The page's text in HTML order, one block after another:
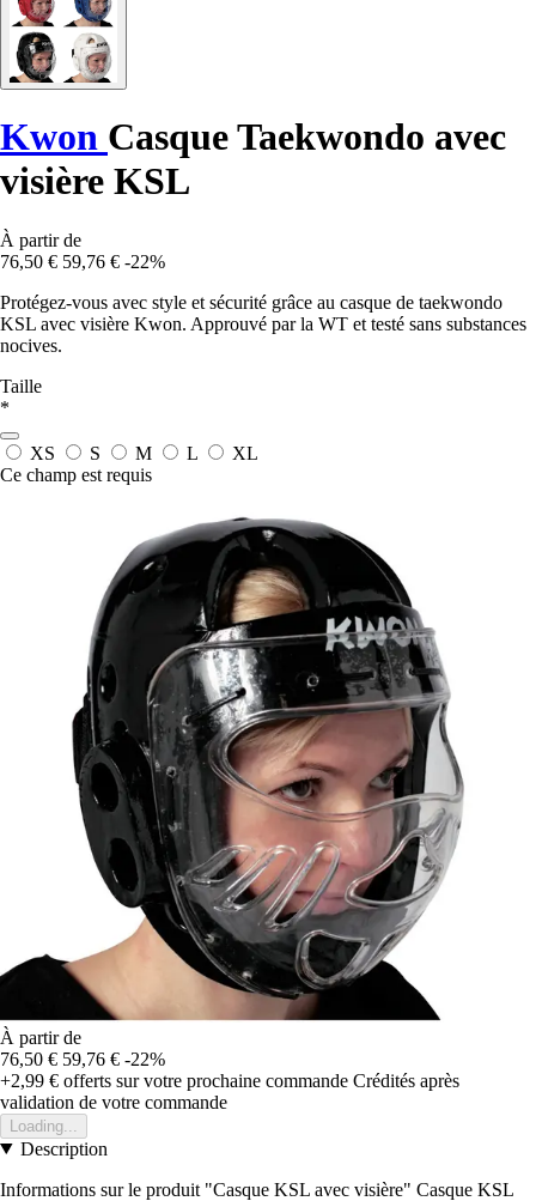
Kwon Casque Taekwondo avec
visière KSL
À partir de
76,50 € 59,76 € -22%
Protégez-vous avec style et sécurité grâce au casque de taekwondo
KSL avec visière Kwon. Approuvé par la WT et testé sans substances
nocives.
Taille
*
XS S M L
XL
Ce champ est requis
À partir de
76,50 € 59,76 € -22%
+2,99 € offerts sur votre prochaine commande Crédités après
validation de votre commande
Loading...
Description
Informations sur le produit "Casque KSL avec visière" Casque KSL